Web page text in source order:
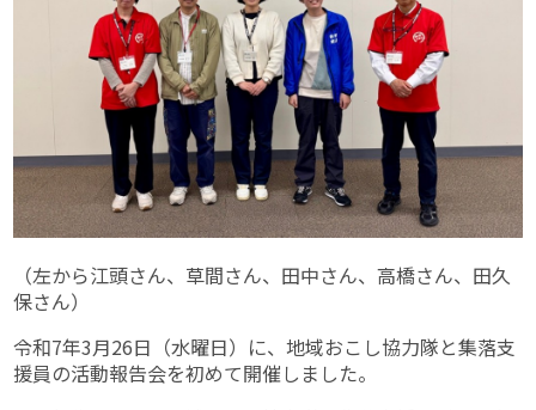
（左から江頭さん、草間さん、田中さん、高橋さん、田久
保さん）
令和7年3月26日（水曜日）に、地域おこし協力隊と集落支
援員の活動報告会を初めて開催しました。